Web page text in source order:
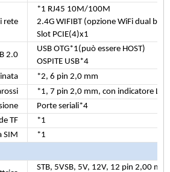
rete
*1 RJ45 10M/100M
2.4G WIFIBT (opzione WiFi dual
Slot PCIE(4)x1
2.0
USB OTG*1(può essere HOST)
OSPITE USB*4
*2, 6 pin 2,0 mm
*1, 7 pin 2,0 mm, con indicatore
Porte seriali*4
TF
*1
SIM
*1
STB, 5VSB, 5V, 12V, 12 pin 2,00 mm